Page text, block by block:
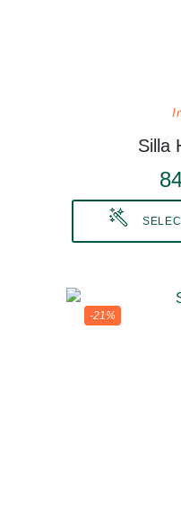
Silla
-21%